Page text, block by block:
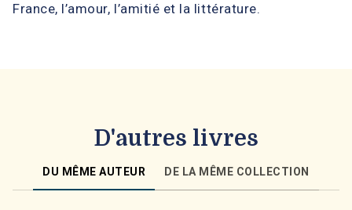
France, l’amour, l’amitié et la littérature.
D'autres livres
DU MÊME AUTEUR DE LA MÊME COLLECTION